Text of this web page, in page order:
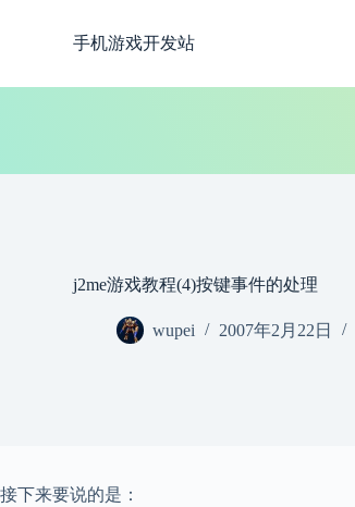
容
手机游戏开发站
j2me游戏教程(4)按键事件的处理
wupei 2007年2月22日
接下来要说的是：